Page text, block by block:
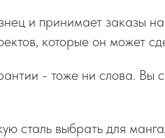
и принимает заказы
которые он может
- тоже ни слова. Вы
сталь выбрать для